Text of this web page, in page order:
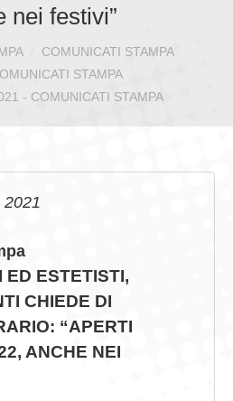
NEWS
nei festivi”
COMUNICATI STAMPA
STAMPA
- COMUNICATI STAMPA
2021
ED ESTETISTI,
CHIEDE DI
“APERTI
ANCHE NEI